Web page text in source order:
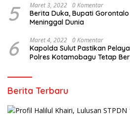
5 Maret 3, 2022 0 Komentar
Berita Duka, Bupati
Meninggal Dunia
6 Maret 4, 2022 0 Komentar
Kapolda Sulut Pastikan
Polres Kotamobagu Tetap
Berita Terbaru